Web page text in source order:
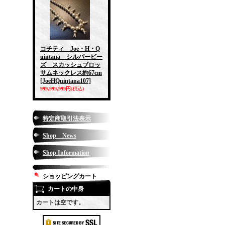
コチティ Joe・H・Q
uintana シルバービー
ズ スカッシュブロッ
サムネックレス約67cm
[JoeHQuintana107]
999,999,999円(税込)
特定商取引法表示
Shop News
Shop Information
ショッピングカート
カートの中身
カートは空です。